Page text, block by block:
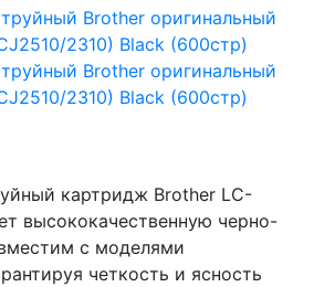
картридж Brother LC-
высококачественную черно-
с моделями
четкость и ясность